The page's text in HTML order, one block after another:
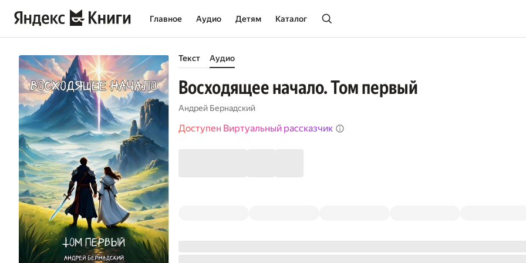
Главное Аудио Детям Каталог
Текст Аудио
Восходящее начало. Том первый
Андрей Бернадский
Доступен Виртуальный рассказчик